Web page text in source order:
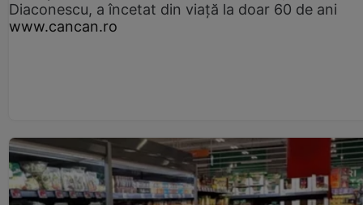
Diaconescu, a încetat din viață la doar 60 de ani
www.cancan.ro